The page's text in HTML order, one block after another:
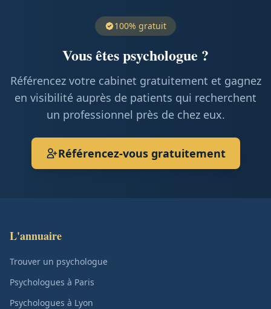
100% gratuit
Vous êtes psychologue ?
Référencez votre cabinet gratuitement et gagnez
en visibilité auprès de patients qui recherchent
un professionnel près de chez eux.
Référencez-vous gratuitement
L'annuaire
Trouver un psychologue
Psychologues à Paris
Psychologues à Lyon